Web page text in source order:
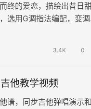
终的爱恋，描绘出昔日
选用G调指法编配，变调
3.4K 0
他教学视频
谱，同步吉他弹唱演示